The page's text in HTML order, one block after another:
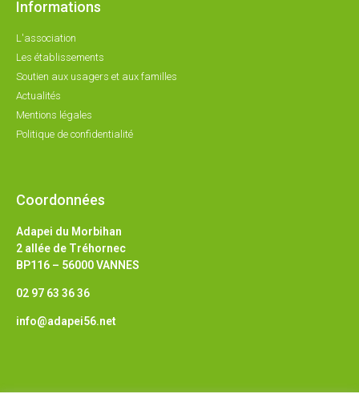
Informations
L'association
Les établissements
Soutien aux usagers et aux familles
Actualités
Mentions légales
Politique de confidentialité
Coordonnées
Adapei du Morbihan
2 allée de Tréhornec
BP116 – 56000 VANNES
02 97 63 36 36
info@adapei56.net